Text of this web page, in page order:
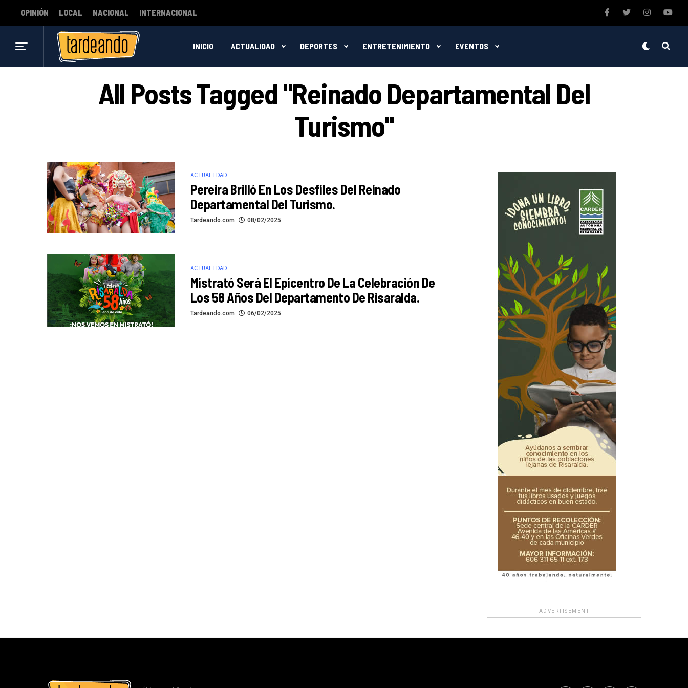
OPINIÓN LOCAL NACIONAL INTERNACIONAL
INICIO ACTUALIDAD DEPORTES ENTRETENIMIENTO EVENTOS
All Posts Tagged "Reinado Departamental Del
Turismo"
ACTUALIDAD
Pereira Brilló En Los Desfiles Del Reinado
Departamental Del Turismo.
Tardeando.com 08/02/2025
ACTUALIDAD
Mistrató Será El Epicentro De La Celebración De
Los 58 Años Del Departamento De Risaralda.
Tardeando.com 06/02/2025
ADVERTISEMENT